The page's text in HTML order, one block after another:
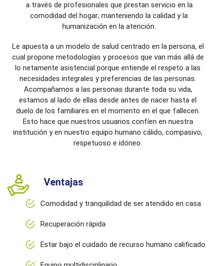
a través de profesionales que prestan servicio en la
comodidad del hogar; manteniendo la calidad y la
humanización en la atención.
Le apuesta a un modelo de salud centrado en la persona, el
cual propone metodologías y procesos que van más allá de
lo netamente asistencial porque entiende el respeto a las
necesidades integrales y preferencias de las personas.
Acompañamos a las personas durante toda su vida,
estamos al lado de ellas desde antes de nacer hasta el
duelo de los familiares en el momento en el que fallecen.
Esto hace que nuestros usuarios confíen en nuestra
institución y en nuestro equipo humano cálido, compasivo,
respetuoso e idóneo.
Ventajas
Comodidad y tranquilidad de ser atendido en casa
Recuperación rápida
Estar bajo el cuidado de recurso humano calificado